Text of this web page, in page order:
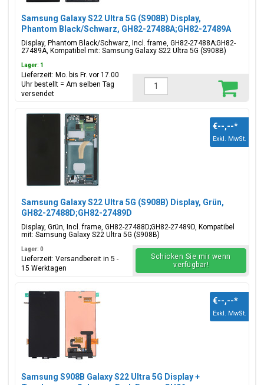
Samsung Galaxy S22 Ultra 5G (S908B) Display,
Phantom Black/Schwarz, GH82-27488A;GH82-27489A
Display, Phantom Black/Schwarz, Incl. frame, GH82-27488A;GH82-
27489A, Kompatibel mit: Samsung Galaxy S22 Ultra 5G (S908B)
Lager: 1
Lieferzeit: Mo. bis Fr. vor 17.00
Uhr bestellt = Am selben Tag
versendet
Samsung Galaxy S22 Ultra 5G (S908B) Display, Grün,
GH82-27488D;GH82-27489D
Display, Grün, Incl. frame, GH82-27488D;GH82-27489D, Kompatibel
mit: Samsung Galaxy S22 Ultra 5G (S908B)
€--,--*
Exkl. MwSt.
Lager: 0
Lieferzeit: Versandbereit in 5 -
15 Werktagen
Schicken Sie mir wenn
verfügbar!
Samsung S908B Galaxy S22 Ultra 5G Display +
€--,--*
Exkl. MwSt.